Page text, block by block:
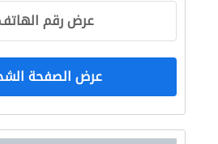
عرض رقم
عرض الصفحة